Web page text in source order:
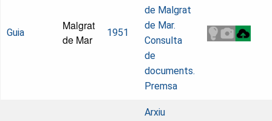
Guia
Malgrat
de Mar
1951
de Malgrat
de Mar.
Consulta
de
documents.
Premsa
Arxiu